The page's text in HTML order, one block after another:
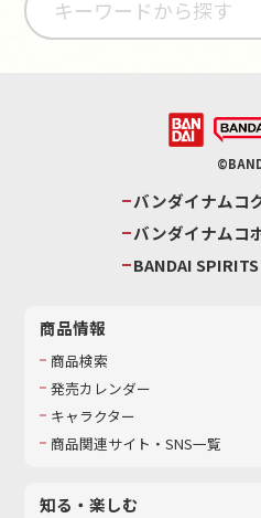
バンダイナムコ
バンダイナムコ
BANDAI SPIRITS
商品情報
商品検索
発売カレンダー
キャラクター
商品関連サイト・SNS一覧
知る・楽しむ